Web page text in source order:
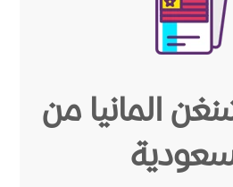
المانيا من